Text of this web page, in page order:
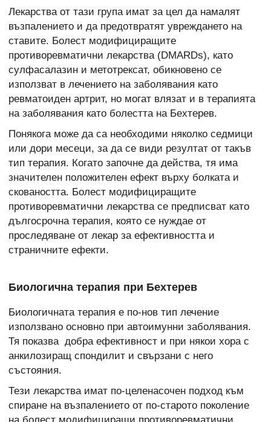
Лекарства от тази група имат за цел да намалят
възпалението и да предотвратят увреждането на
ставите. Болест модифициращите
противоревматични лекарства (DMARDs), като
сулфасалазин и метотрексат, обикновено се
използват в лечението на заболявания като
ревматоиден артрит, но могат влязат и в терапията
на заболявания като болестта на Бехтерев.
Понякога може да са необходими няколко седмици
или дори месеци, за да се види резултат от такъв
тип терапия. Когато започне да действа, тя има
значителен положителен ефект върху болката и
сковаността. Болест модифициращите
противоревматични лекарства се предписват като
дългосрочна терапия, която се нуждае от
проследяване от лекар за ефективността и
страничните ефекти.
Биологична терапия при Бехтерев
Биологичната терапия е по-нов тип лечение
използвано основно при автоимунни заболявания.
Тя показва добра ефективност и при някои хора с
анкилозиращ спондилит и свързани с него
състояния.
Тези лекарства имат по-целенасочен подход към
спиране на възпалението от по-старото поколение